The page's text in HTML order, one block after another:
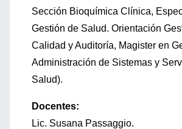
Sección Bioquímica Clínica,
Gestión de Salud. Orientación
Calidad y Auditoría, Magister en
Administración de Sistemas y
Salud).
Docentes:
Lic. Susana Passaggio.